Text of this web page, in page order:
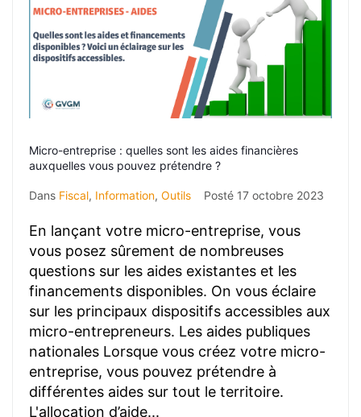
Micro-entreprise : quelles sont les aides financières
auxquelles vous pouvez prétendre ?
Dans Fiscal, Information, Outils Posté 17 octobre 2023
En lançant votre micro-entreprise, vous
vous posez sûrement de nombreuses
questions sur les aides existantes et les
financements disponibles. On vous éclaire
sur les principaux dispositifs accessibles aux
micro-entrepreneurs. Les aides publiques
nationales Lorsque vous créez votre micro-
entreprise, vous pouvez prétendre à
différentes aides sur tout le territoire.
L'allocation d’aide...